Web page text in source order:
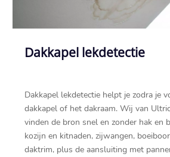
Dakkapel lekdetectie
Dakkapel lekdetectie helpt je zodra je
dakkapel of het dakraam.​ Wij van
vinden de bron snel en zonder hak en
kozijn en kitnaden, zijwangen,
daktrim, plus de aansluiting met